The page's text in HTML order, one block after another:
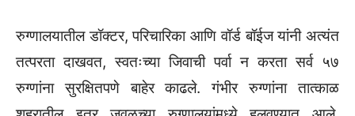
रुग्णालयातील डॉक्टर, परिचारिका आणि वॉर्ड बॉईज यांनी अत्यंत
तत्परता दाखवत, स्वतःच्या जिवाची पर्वा न करता सर्व ५७
रुग्णांना सुरक्षितपणे बाहेर काढले. गंभीर रुग्णांना तात्काळ